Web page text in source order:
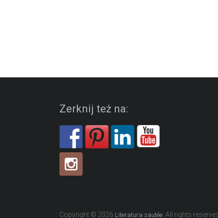
Zerknij też na:
Copyright © 2026 Literatura sautée . All rights